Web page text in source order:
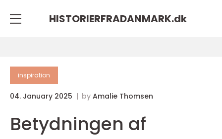
HISTORIERFRADANMARK.dk
inspiration
04. January 2025 by Amalie Thomsen
Betydningen af